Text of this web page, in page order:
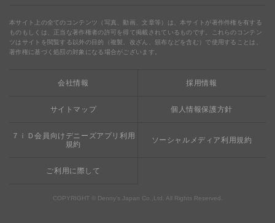
ウェルネス
完全メシ
ブルーシーフード
ドリンクバー1杯お持ち帰り
わくわくファイル
デニャーズまんが
食の安全・安心
食の安全・安心への取り組み
本サイト上の全てのコンテンツ（写真、動画、文章等）は、本サイトが著作件権を有する
ものもしくは、正当な著作権者の許可を得て掲載されているものです。これらのコンテン
ツはサイトを閲覧する以外の目的（複製、改ざん、頒布などを含む）で使用することは、
著作権に基づく処罰の対象になる場合がございます。
会社情報 採用情報
サイトマップ 個人情報保護方針
７ｉＤ会員向けデニーズアプリ利用
規約
ソーシャルメディア利用規約
ご利用に際して
COPYRIGHT © Denny’s Japan Co.,Ltd. All Rights Reserved.